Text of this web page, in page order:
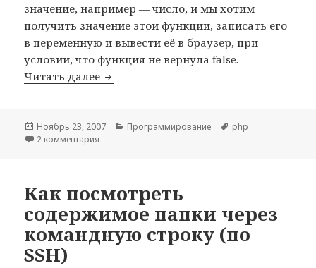
значение, например — число, и мы хотим
получить значение этой функции, записать его
в переменную и вывести её в браузер, при
условии, что функция не вернула false.
Читать далее О влиянии приоритета операций в
Опубликовано
Ноябрь 23, 2007 Рубрики
Программирование Метки
php
2 комментария
Как посмотреть
содержимое папки через
командную строку (по
SSH)